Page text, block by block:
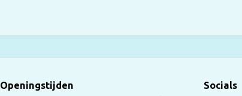
Openingstijden
Socials